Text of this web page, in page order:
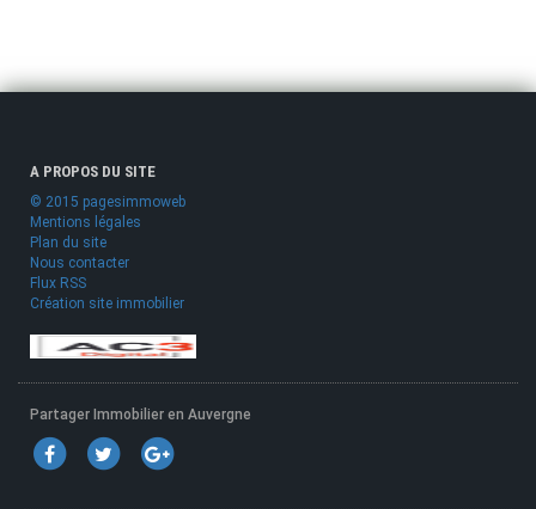
A PROPOS DU SITE
© 2015 pagesimmoweb
Mentions légales
Plan du site
Nous contacter
Flux RSS
Création site immobilier
Partager Immobilier en Auvergne